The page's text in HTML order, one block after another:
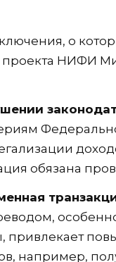
о
проекта НИФИ
обязана
привлекает
например,